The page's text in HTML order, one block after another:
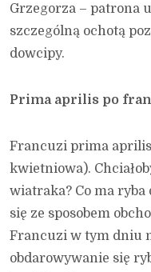
Grzegorza – patrona
szczególną ochotą
dowcipy.
Prima aprilis po
Francuzi prima aprilis
kwietniowa).
wiatraka? Co ma
się ze sposobem
Francuzi w tym dniu
obdarowywanie się